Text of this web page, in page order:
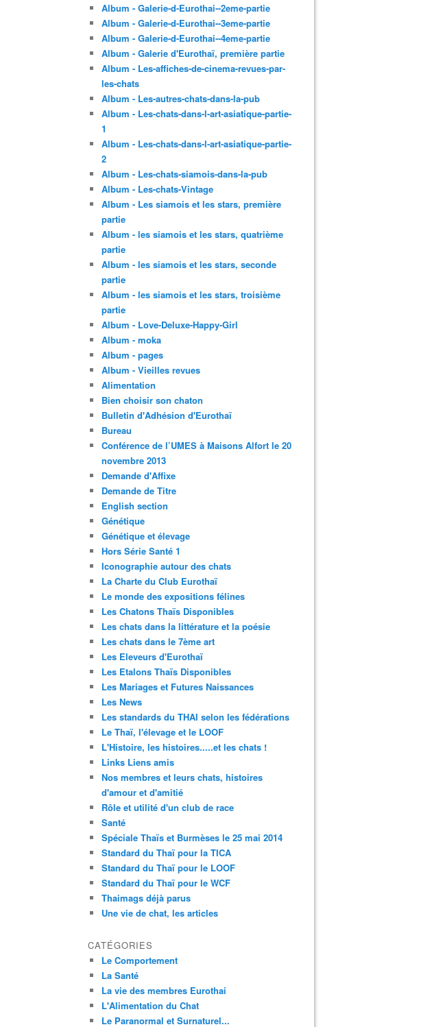
Album - Galerie-d-Eurothai--2eme-partie
Album - Galerie-d-Eurothai--3eme-partie
Album - Galerie-d-Eurothai--4eme-partie
Album - Galerie d'Eurothaï, première partie
Album - Les-affiches-de-cinema-revues-par-
les-chats
Album - Les-autres-chats-dans-la-pub
Album - Les-chats-dans-l-art-asiatique-partie-
1
Album - Les-chats-dans-l-art-asiatique-partie-
2
Album - Les-chats-siamois-dans-la-pub
Album - Les-chats-Vintage
Album - Les siamois et les stars, première
partie
Album - les siamois et les stars, quatrième
partie
Album - les siamois et les stars, seconde
partie
Album - les siamois et les stars, troisième
partie
Album - Love-Deluxe-Happy-Girl
Album - moka
Album - pages
Album - Vieilles revues
Alimentation
Bien choisir son chaton
Bulletin d'Adhésion d'Eurothaï
Bureau
Conférence de l’UMES à Maisons Alfort le 20
novembre 2013
Demande d'Affixe
Demande de Titre
English section
Génétique
Génétique et élevage
Hors Série Santé 1
Iconographie autour des chats
La Charte du Club Eurothaï
Le monde des expositions félines
Les Chatons Thaïs Disponibles
Les chats dans la littérature et la poésie
Les chats dans le 7ème art
Les Eleveurs d'Eurothaï
Les Etalons Thaïs Disponibles
Les Mariages et Futures Naissances
Les News
Les standards du THAI selon les fédérations
Le Thaï, l'élevage et le LOOF
L'Histoire, les histoires.....et les chats !
Links Liens amis
Nos membres et leurs chats, histoires
d'amour et d'amitié
Rôle et utilité d'un club de race
Santé
Spéciale Thaïs et Burmèses le 25 mai 2014
Standard du Thaï pour la TICA
Standard du Thaï pour le LOOF
Standard du Thaï pour le WCF
Thaimags déjà parus
Une vie de chat, les articles
CATÉGORIES
Le Comportement
La Santé
La vie des membres Eurothai
L'Alimentation du Chat
Le Paranormal et Surnaturel...